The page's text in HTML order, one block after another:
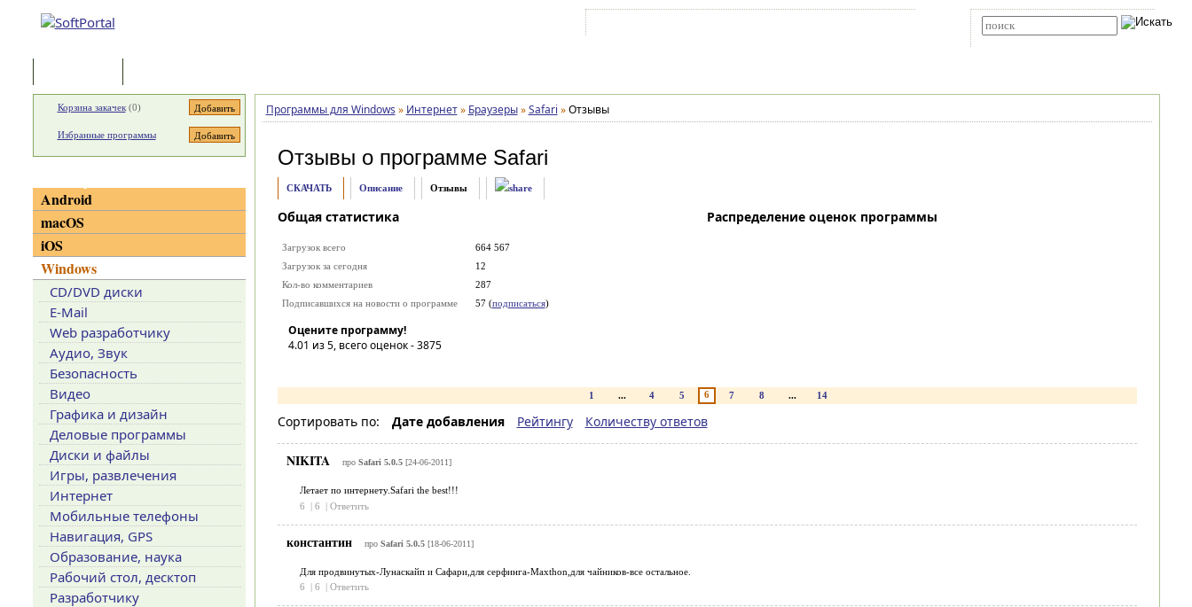
Программы для Windows » Интернет » Браузеры » Safari » Отзывы
Отзывы о программе Safari
СКАЧАТЬ Описание Отзывы
Общая статистика
Загрузок всего
664 567
Загрузок за сегодня
12
Кол-во комментариев
287
Подписавшихся на новости о программе
57 (подписаться)
Оцените программу!
4.01 из 5, всего оценок -3875
Распределение оценок программы
1 ... 4 5 6 7 8 ... 14
Сортировать по: Дате добавления Рейтингу Количеству ответов
NIKITA про Safari 5.0.5[24-06-2011]
Летает по интернету.Safari the best!!!
6
| 6 | Ответить
константин про Safari 5.0.5[18-06-2011]
Для продвинутых-Лунаскайп и Сафари,для серфинга-Maxthon,для чайников-все остальное.
6
| 6 | Ответить
Корзина закачек(0)
Избранные программы
Android
macOS
iOS
Windows
CD/DVD диски
E-Mail
Web разработчику
Аудио, Звук
Безопасность
Видео
Графика и дизайн
Деловые программы
Диски и файлы
Игры, развлечения
Интернет
Мобильные телефоны
Навигация, GPS
Образование, наука
Рабочий стол, десктоп
Разработчику